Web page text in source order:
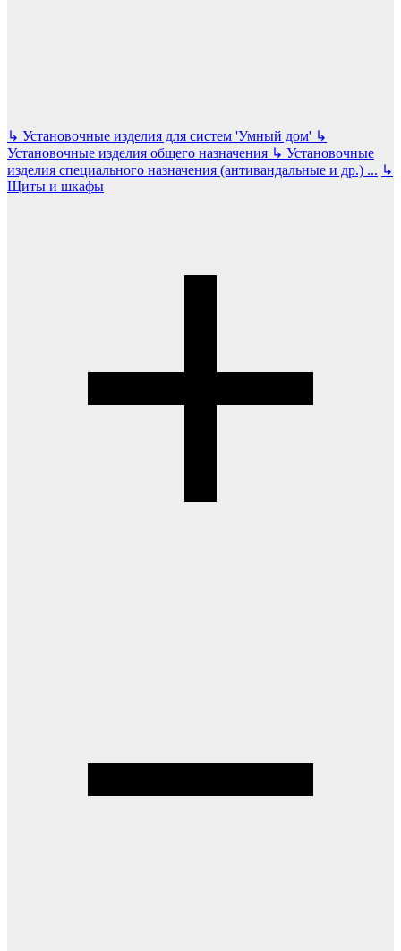
↳ Установочные изделия для систем 'Умный дом' ↳
Установочные изделия общего назначения ↳ Установочные
изделия специального назначения (антивандальные и др.) ... ↳
Щиты и шкафы